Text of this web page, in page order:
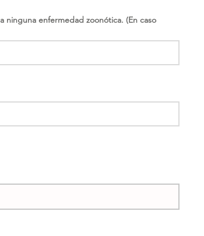
enfermedad zoonótica. (En caso